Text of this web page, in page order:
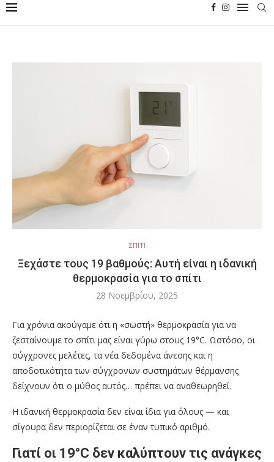
ΣΠΙΤΙ
Ξεχάστε τους 19 βαθμούς: Αυτή είναι η ιδανική
θερμοκρασία για το σπίτι
28 Νοεμβρίου, 2025
Για χρόνια ακούγαμε ότι η «σωστή» θερμοκρασία για να
ζεσταίνουμε το σπίτι μας είναι γύρω στους 19°C. Ωστόσο, οι
σύγχρονες μελέτες, τα νέα δεδομένα άνεσης και η
αποδοτικότητα των σύγχρονων συστημάτων θέρμανσης
δείχνουν ότι ο μύθος αυτός… πρέπει να αναθεωρηθεί.
Η ιδανική θερμοκρασία δεν είναι ίδια για όλους — και
σίγουρα δεν περιορίζεται σε έναν τυπικό αριθμό.
Γιατί οι 19°C δεν καλύπτουν τις ανάγκες